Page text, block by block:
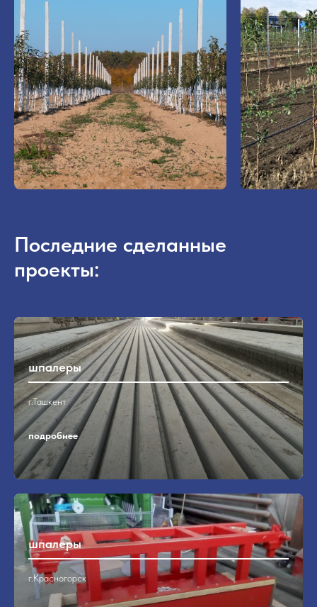
Последние сделанные
проекты:
шпалеры
г.Ташкент
подробнее
шпалеры
г.Красногорск